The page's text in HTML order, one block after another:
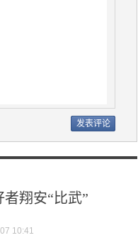
翔安“比武”
10:41